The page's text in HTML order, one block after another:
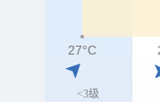
<3级
27°C
27°C